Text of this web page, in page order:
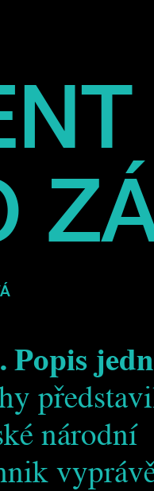
Popis
národní